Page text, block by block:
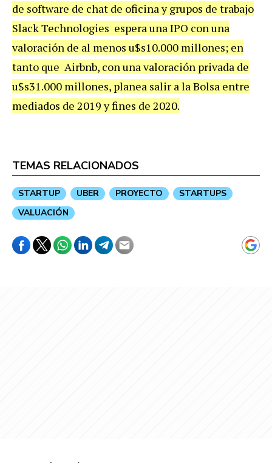
de software de chat de oficina y grupos de trabajo
Slack Technologies espera una IPO con una
valoración de al menos u$s10.000 millones; en
tanto que Airbnb, con una valoración privada de
u$s31.000 millones, planea salir a la Bolsa entre
mediados de 2019 y fines de 2020.
TEMAS RELACIONADOS
STARTUP UBER PROYECTO
STARTUPS
VALUACIÓN